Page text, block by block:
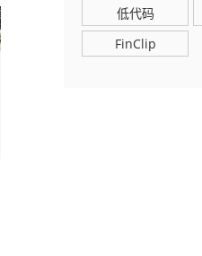
低代码
FinClip